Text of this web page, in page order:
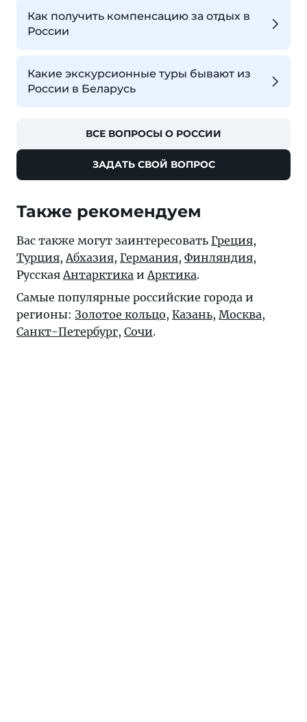
Как получить компенсацию за отдых в
России
Какие экскурсионные туры бывают из
России в Беларусь
ВСЕ ВОПРОСЫ О РОССИИ
ЗАДАТЬ СВОЙ ВОПРОС
Также рекомендуем
Вас также могут заинтересовать Греция,
Турция, Абхазия, Германия, Финляндия,
Русская Антарктика и Арктика.
Самые популярные российские города и
регионы: Золотое кольцо, Казань, Москва,
Санкт-Петербург, Сочи.